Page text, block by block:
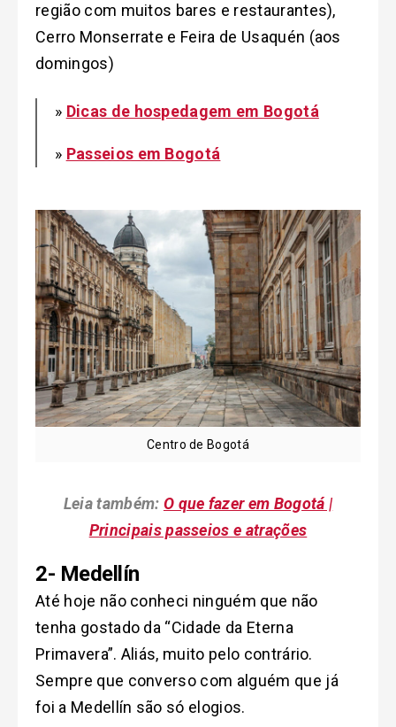
região com muitos bares e restaurantes),
Cerro Monserrate e Feira de Usaquén (aos
domingos)
» Dicas de hospedagem em Bogotá
» Passeios em Bogotá
Centro de Bogotá
Leia também: O que fazer em Bogotá |
Principais passeios e atrações
2- Medellín
Até hoje não conheci ninguém que não
tenha gostado da “Cidade da Eterna
Primavera”. Aliás, muito pelo contrário.
Sempre que converso com alguém que já
foi a Medellín são só elogios.